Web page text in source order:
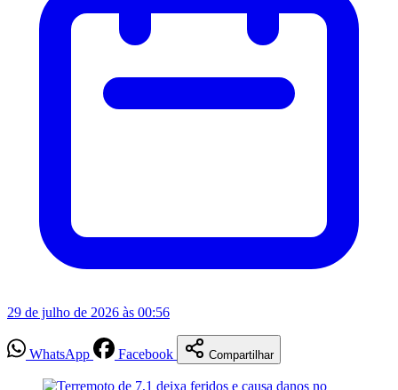
29 de julho de 2026 às 00:56
WhatsApp Facebook Compartilhar